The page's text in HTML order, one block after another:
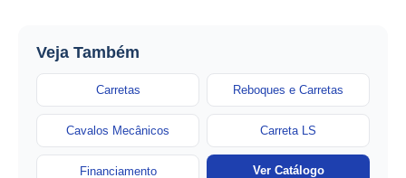
Veja Também
Carretas Reboques e Carretas
Cavalos Mecânicos Carreta LS
Financiamento Ver Catálogo